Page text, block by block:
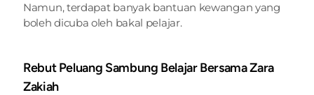
Namun, terdapat banyak bantuan kewangan yang
boleh dicuba oleh bakal pelajar.
Rebut Peluang Sambung Belajar Bersama Zara
Zakiah